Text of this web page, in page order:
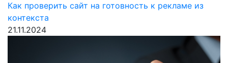
Как проверить сайт на готовность к рекламе из
контекста
21.11.2024